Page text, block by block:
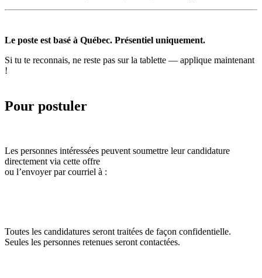
Le poste est basé à Québec. Présentiel uniquement.
Si tu te reconnais, ne reste pas sur la tablette — applique maintenant
!
Pour postuler
Les personnes intéressées peuvent soumettre leur candidature
directement via cette offre
ou l’envoyer par courriel à :
Toutes les candidatures seront traitées de façon confidentielle.
Seules les personnes retenues seront contactées.